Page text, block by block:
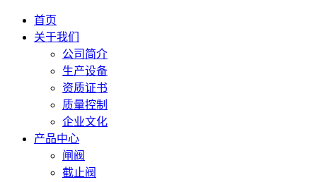
首页
关于我们
公司简介
生产设备
资质证书
质量控制
企业文化
产品中心
闸阀
截止阀